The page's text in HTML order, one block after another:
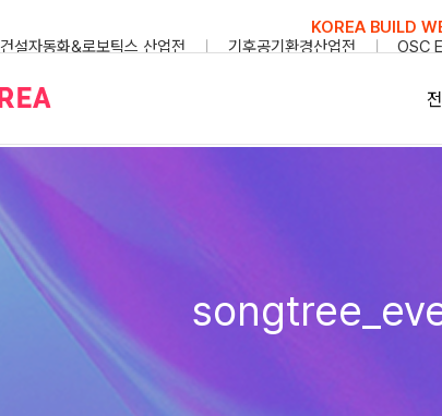
KOREA BUILD
건설자동화&로보틱스 산업전 기후공기환경산업전 OSC